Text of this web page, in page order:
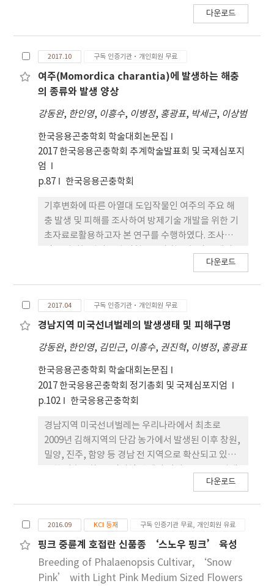
밥을 사용하기때문에 사육농가에서 직접 발효할 경우
양성분이 많이 함유되어 있어 발효시키지 않아도 먹
이원으로 사용할 수 있다.따라서 특정한 발효기술 없
이도 사료를 제공할 수 있어 사료비용 부담을 줄이고
본 실험을 수행하였다. 버섯 수확 후 배지 급이에 따른
흰점박이꽃무지 유충의 생육특성을알아보기 위해 새
송이버섯 수확 후 배지, 표고버섯 수확 후 배지, 그리
고 대조구로 참나무 발효톱밥 배지를 각각급이하여
흰점박이꽃무지 유충의 생육을 조사하였다. 각 처리
말기의 평균 체중은 새송이버섯 수확 후 배지를 급이
한 처리구에서 가장 높게 나왔고 유충기간은 새송이
버섯수확 후 배지를 급이한 처리구에서 가장 짧았으
며 표고버섯 수확 후 배지에서 가장 길었다. 그러므로
흰점박이꽃무지대량 사육 시 먹이원 비용 절감을 위
다운로드
2017.10 구독 인증기관·개인회원 무료
여주(Momordica charantia)에 발생하는 해충
의 종류와 발생 양상
강동완, 한인영, 이흥수, 이병정, 홍광표, 박세근, 이상범
한국응용곤충학회 학술대회논문집
2017 한국응용곤충학회 추계학술발표회 및 국제심포지
엄
p.87
한국응용곤충학회
기후변화에 따른 아열대 도입작물인 여주의 주요 해
충 발생 및 피해를 조사하여 방제기술 개발을 위한 기
초자료로활용하고자 본 연구를 수행하였다. 조사는
로 2017년 4월에서9월까지 여주에 발생하는 해충의
나방, 중국청람색잎벌레, 온실가루이, 뿌리혹선충 등
이 발생하였다. 방제가 요구되는 해충으로목화진딧물
채벌레는 6월 중순에 높은 밀도를 보였고, 6월하순에
목화바둑명나방의 유충에 의한 잎의 피해가 심하게
보였으며, 뿌리혹선충에 의한 시들음 증상으로 심하
면식물체 전체가 고사하였다. 7월 중순이후부터는 전
다운로드
2017.04 구독 인증기관·개인회원 무료
경남지역 미국선녀벌레의 발생생태 및 피해구명
강동완, 한인영, 김민근, 이흥수, 권진혁, 이병정, 홍광표
한국응용곤충학회 학술대회논문집
2017 한국응용곤충학회 정기총회 및 국제심포지엄
p.102
한국응용곤충학회
경남지역 미국선녀벌레는 우리나라에서 최초로
2009년 김해지역의 단감 농가에서 발생된 이후 창원,
밀양, 진주, 함양 등 경남 전 지역으로 확산되고 있다.
밀도가 해마다 급격하게 증가하여 단감, 사과 등 농작
충, 성충의 발생밀도를 진주와 밀양에서 사과와 단감
을 조사하였고, 미국선녀벌레의 피해를 구명하기 위
하여 접종수준별 감의 발육에 미치는 피해의 연관성
을 조사하였다. 미국선녀벌레는 과원에서 산란을 선
다운로드
2016.09 KCI 등재 구독 인증기관 무료, 개인회원 유료
핑크 중륜계 호접란 신품종 ‘스노우 핑크’ 육성
Breeding of Phalaenopsis Cultivar, ‘Snow
Pink’ with Light Pink Medium Sized Flowers